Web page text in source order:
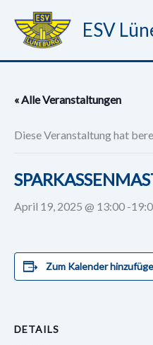
Inhalt
springen
ESV
« Alle Veranstaltungen
Diese Veranstaltung hat
April 19, 2025 @ 13:00 -
Zum Kalender
DETAILS